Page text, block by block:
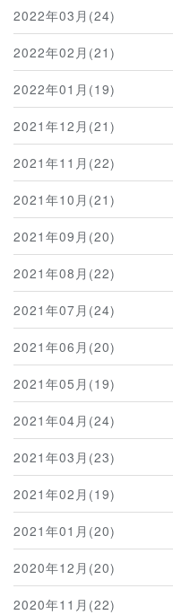
2022年03月(24)
2022年02月(21)
2022年01月(19)
2021年12月(21)
2021年11月(22)
2021年10月(21)
2021年09月(20)
2021年08月(22)
2021年07月(24)
2021年06月(20)
2021年05月(19)
2021年04月(24)
2021年03月(23)
2021年02月(19)
2021年01月(20)
2020年12月(20)
2020年11月(22)